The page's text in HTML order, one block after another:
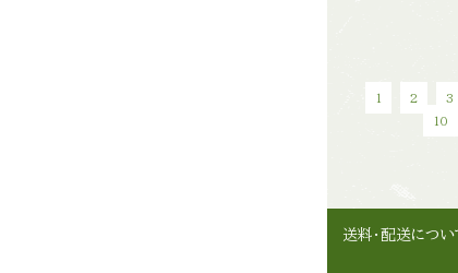
1 2 3
10
送料・配送につい